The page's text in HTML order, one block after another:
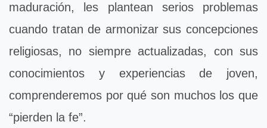
maduración, les plantean serios problemas
cuando tratan de armonizar sus concepciones
religiosas, no siempre actualizadas, con sus
conocimientos y experiencias de joven,
comprenderemos por qué son muchos los que
“pierden la fe”.